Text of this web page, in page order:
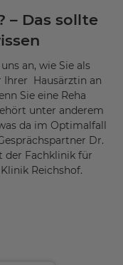
– Das sollte
an, wie Sie als
Hausärztin an
Sie eine Reha
unter anderem
da im Optimalfall
Dr.
der Fachklinik für
Reichshof.